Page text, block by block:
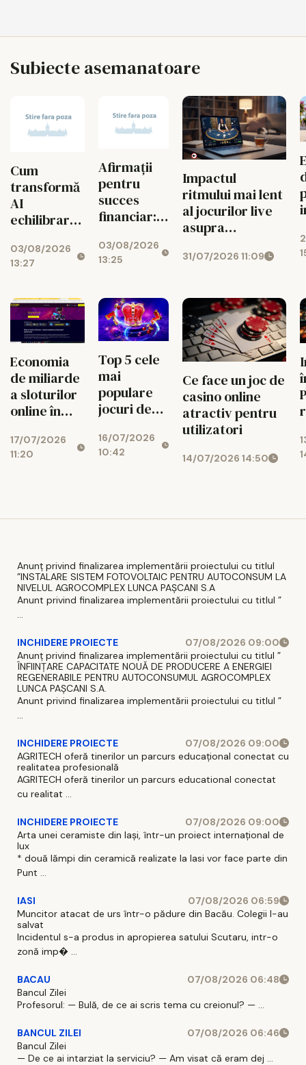
Subiecte asemanatoare
Cum
transformă
AI
echilibrarea
noroc
03/08/2026
13:27
Afirmații
pentru
succes
financiar:
atragi banii
zilnic
03/08/2026
13:25
Impactul
ritmului mai lent
al jocurilor live
asupra
bugetului la
31/07/2026 11:09
Economia
de miliarde
a sloturilor
online în
17/07/2026
11:20
Top 5 cele
mai
populare
jocuri de
online
16/07/2026
10:42
Ce face un joc de
casino online
atractiv pentru
utilizatori
14/07/2026 14:50
Anunț privind finalizarea implementării proiectului cu titlul
”INSTALARE SISTEM FOTOVOLTAIC PENTRU AUTOCONSUM LA
NIVELUL AGROCOMPLEX LUNCA PAȘCANI S.A
Anunt privind finalizarea implementării proiectului cu titlul ”
INCHIDERE PROIECTE
07/08/2026 09:00
Anunț privind finalizarea implementării proiectului cu titlul ”
ÎNFIINȚARE CAPACITATE NOUĂ DE PRODUCERE A ENERGIEI
REGENERABILE PENTRU AUTOCONSUMUL AGROCOMPLEX
LUNCA PAȘCANI S.A.
Anunt privind finalizarea implementării proiectului cu titlul ”
INCHIDERE PROIECTE
07/08/2026 09:00
AGRITECH oferă tinerilor un parcurs educațional conectat cu
realitatea profesională
AGRITECH oferă tinerilor un parcurs educational conectat
cu realitat ...
INCHIDERE PROIECTE
07/08/2026 09:00
Arta unei ceramiste din Iași, într-un proiect internațional de
lux
* două lămpi din ceramică realizate la Iasi vor face parte din
Punt ...
IASI
07/08/2026 06:59
Muncitor atacat de urs într-o pădure din Bacău. Colegii l-au
salvat
Incidentul s-a produs in apropierea satului Scutaru, intr-o
zonă imp� ...
BACAU
07/08/2026 06:48
Bancul Zilei
Profesorul: — Bulă, de ce ai scris tema cu creionul? — ...
BANCUL ZILEI
07/08/2026 06:46
Bancul Zilei
— De ce ai intarziat la serviciu? — Am visat că eram dej ...